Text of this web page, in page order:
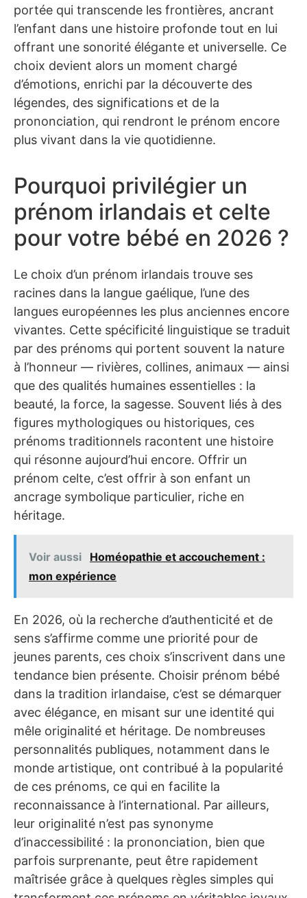
portée qui transcende les frontières, ancrant
l’enfant dans une histoire profonde tout en lui
offrant une sonorité élégante et universelle. Ce
choix devient alors un moment chargé
d’émotions, enrichi par la découverte des
légendes, des significations et de la
prononciation, qui rendront le prénom encore
plus vivant dans la vie quotidienne.
Pourquoi privilégier un
prénom irlandais et celte
pour votre bébé en 2026 ?
Le choix d’un prénom irlandais trouve ses
racines dans la langue gaélique, l’une des
langues européennes les plus anciennes encore
vivantes. Cette spécificité linguistique se traduit
par des prénoms qui portent souvent la nature
à l’honneur — rivières, collines, animaux — ainsi
que des qualités humaines essentielles : la
beauté, la force, la sagesse. Souvent liés à des
figures mythologiques ou historiques, ces
prénoms traditionnels racontent une histoire
qui résonne aujourd’hui encore. Offrir un
prénom celte, c’est offrir à son enfant un
ancrage symbolique particulier, riche en
héritage.
Voir aussi
Homéopathie et accouchement :
mon expérience
En 2026, où la recherche d’authenticité et de
sens s’affirme comme une priorité pour de
jeunes parents, ces choix s’inscrivent dans une
tendance bien présente. Choisir prénom bébé
dans la tradition irlandaise, c’est se démarquer
avec élégance, en misant sur une identité qui
mêle originalité et héritage. De nombreuses
personnalités publiques, notamment dans le
monde artistique, ont contribué à la popularité
de ces prénoms, ce qui en facilite la
reconnaissance à l’international. Par ailleurs,
leur originalité n’est pas synonyme
d’inaccessibilité : la prononciation, bien que
parfois surprenante, peut être rapidement
maîtrisée grâce à quelques règles simples qui